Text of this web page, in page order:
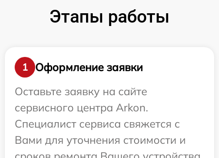
Этапы работы
1
Оформление заявки
Оставьте заявку на сайте
сервисного центра Arkon.
Специалист сервиса свяжется с
Вами для уточнения стоимости и